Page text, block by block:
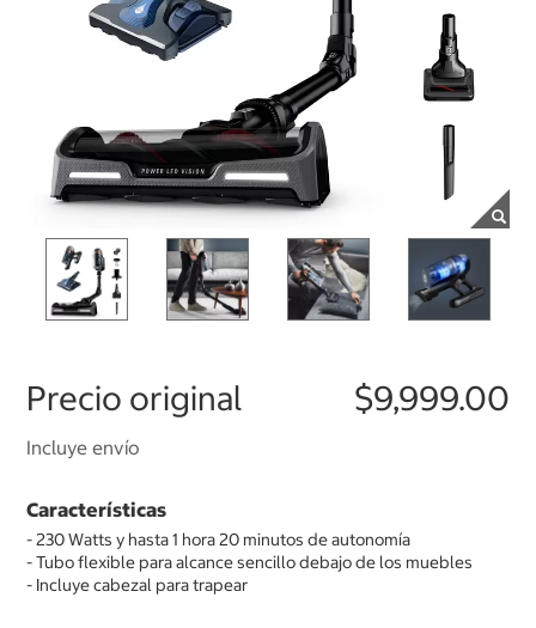
Precio original $9,999.00
Incluye envío
Características
- 230 Watts y hasta 1 hora 20 minutos de autonomía
- Tubo flexible para alcance sencillo debajo de los muebles
- Incluye cabezal para trapear